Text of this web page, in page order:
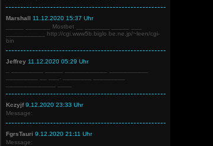
Marshall 11.12.2020 15:37 Uhr
_____ _______ Mostbet __ _______ _____ ___
___________ http://cgi.www5b.biglo be.ne.jp/~leen/cgi-
bin
Jeffrey 11.12.2020 05:29 Uhr
Kczyjf9.12.2020 23:33 Uhr
Message:
FgrsTauri 9.12.2020 21:11 Uhr
Message: